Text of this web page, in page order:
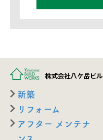
新築
リフォーム
アフター メンテナ